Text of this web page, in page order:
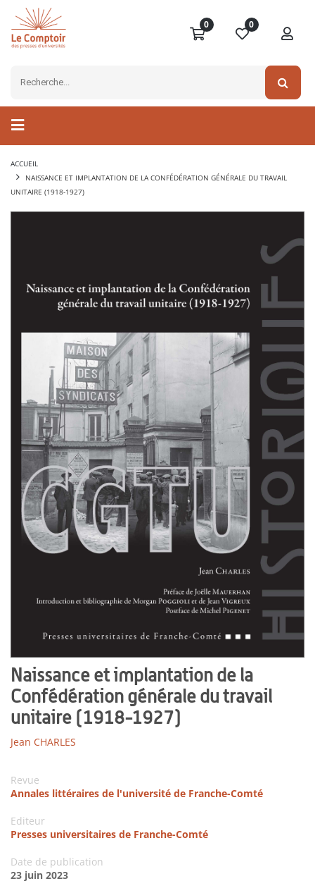
0 0
ACCUEIL
NAISSANCE ET IMPLANTATION DE LA CONFÉDÉRATION GÉNÉRALE DU TRAVAIL
UNITAIRE (1918-1927)
Naissance et implantation de la
Confédération générale du travail
unitaire (1918-1927)
Jean CHARLES
Revue
Annales littéraires de l'université de Franche-Comté
Editeur
Presses universitaires de Franche-Comté
Date de publication
23 juin 2023